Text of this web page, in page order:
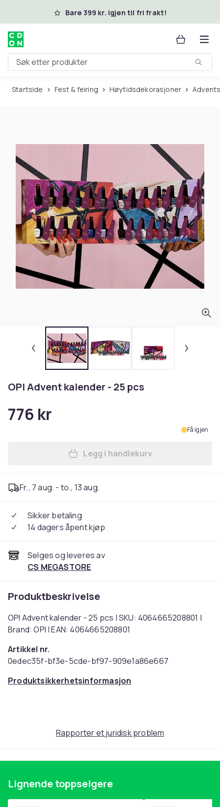
Hopp til hovedinnholdBare 399 kr. igjen til fri frakt!
Søk etter produkter
Startside Fest & feiring Høytidsdekorasjoner
OPI Advent kalender - 25 pcs
776 kr
Få igjen
Legg OPI Advent kalender
Legg i handlekurv
Fr., 7 aug. - to., 13 aug.
Sikker betaling
14 dagers åpent kjøp
Selges og leveres av
CS MEGASTORE
Produktbeskrivelse
OPI Advent kalender - 25 pcs | SKU: 4064665208801 |
Brand: OPI | EAN: 4064665208801
Artikkel nr.
0edec35f-bf3e-5cde-bf97-909e1a86e667
Produktsikkerhetsinformasjon
Rapporter et juridisk problem
Lignende toppselgere